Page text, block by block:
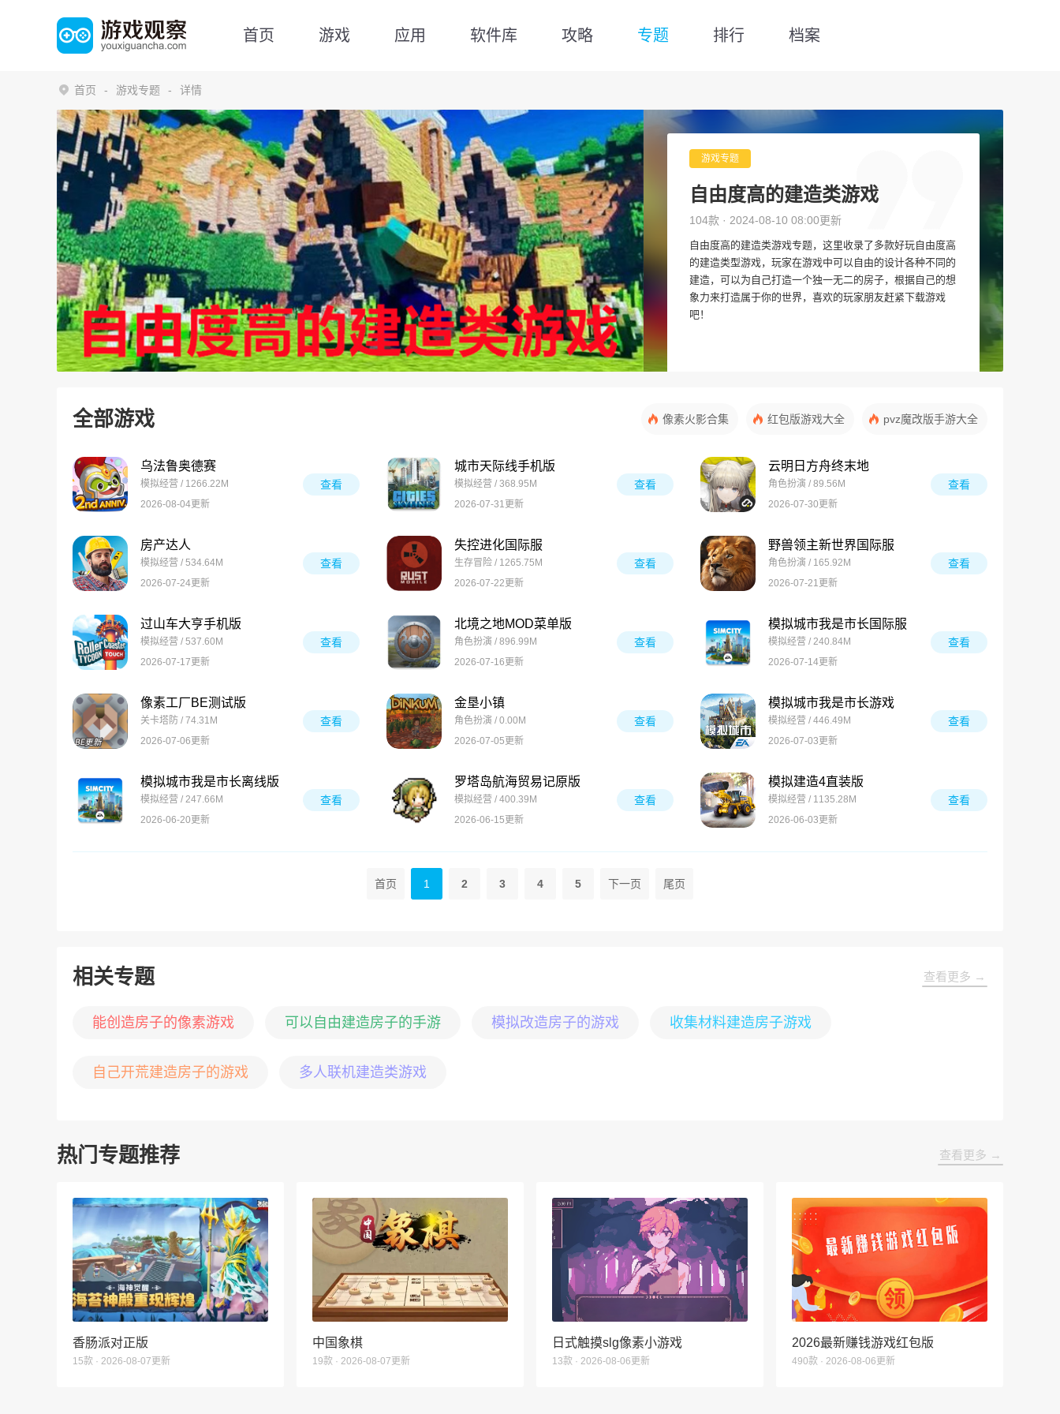
首页 游戏 应用 软件库 攻略 专题 排行 档案
首页 游戏专题 详情
游戏专题
自由度高的建造类游戏
104款 · 2024-08-10 08:00更新
自由度高的建造类游戏专题，这里收录了多款好玩自由度高
的建造类型游戏，玩家在游戏中可以自由的设计各种不同的
建造，可以为自己打造一个独一无二的房子，根据自己的想
象力来打造属于你的世界，喜欢的玩家朋友赶紧下载游戏
吧！
全部游戏 像素火影合集 红包版游戏大全 pvz魔改版手游大全
乌法鲁奥德赛
模拟经营 / 1266.22M
2026-08-04更新
查看
城市天际线手机版
模拟经营 / 368.95M
2026-07-31更新
查看
云明日方舟终末地
角色扮演 / 89.56M
2026-07-30更新
查看
房产达人
模拟经营 / 534.64M
2026-07-24更新
查看
失控进化国际服
生存冒险 / 1265.75M
2026-07-22更新
查看
野兽领主新世界国际服
角色扮演 / 165.92M
2026-07-21更新
查看
过山车大亨手机版
模拟经营 / 537.60M
2026-07-17更新
查看
北境之地MOD菜单版
角色扮演 / 896.99M
2026-07-16更新
查看
模拟城市我是市长国际服
模拟经营 / 240.84M
2026-07-14更新
查看
像素工厂BE测试版
关卡塔防 / 74.31M
2026-07-06更新
查看
金垦小镇
角色扮演 / 0.00M
2026-07-05更新
查看
模拟城市我是市长游戏
模拟经营 / 446.49M
2026-07-03更新
查看
模拟城市我是市长离线版
模拟经营 / 247.66M
2026-06-20更新
查看
罗塔岛航海贸易记原版
模拟经营 / 400.39M
2026-06-15更新
查看
模拟建造4直装版
模拟经营 / 1135.28M
2026-06-03更新
查看
首页 1 2 3 4 5 下一页 尾页
相关专题 查看更多 →
能创造房子的像素游戏 可以自由建造房子的手游 模拟改造房子的游戏 收集材料建造房子游戏
自己开荒建造房子的游戏 多人联机建造类游戏
热门专题推荐 查看更多 →
香肠派对正版
15款 · 2026-08-07更新
中国象棋
19款 · 2026-08-07更新
日式触摸slg像素小游戏
13款 · 2026-08-06更新
2026最新赚钱游戏红包版
490款 · 2026-08-06更新